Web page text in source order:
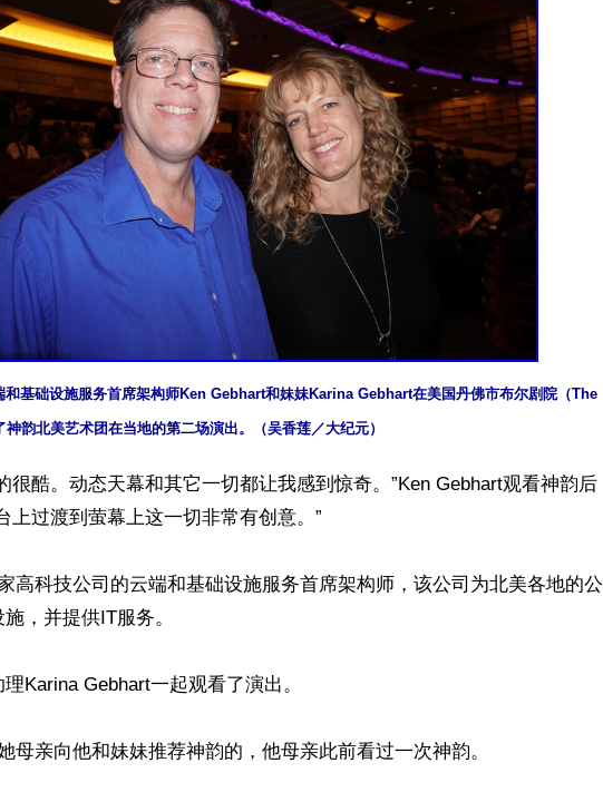
和基础设施服务首席架构师Ken Gebhart和妹妹Karina Gebhart在美国丹佛市布尔剧院（The
韵北美艺术团在当地的第二场演出。（吴香莲／大纪元）
很酷。动态天幕和其它一切都让我感到惊奇。”Ken Gebhart观看神韵后
上过渡到萤幕上这一切非常有创意。”
高科技公司的云端和基础设施服务首席架构师，该公司为北美各地的公
，并提供IT服务。
Karina Gebhart一起观看了演出。
母亲向他和妹妹推荐神韵的，他母亲此前看过一次神韵。